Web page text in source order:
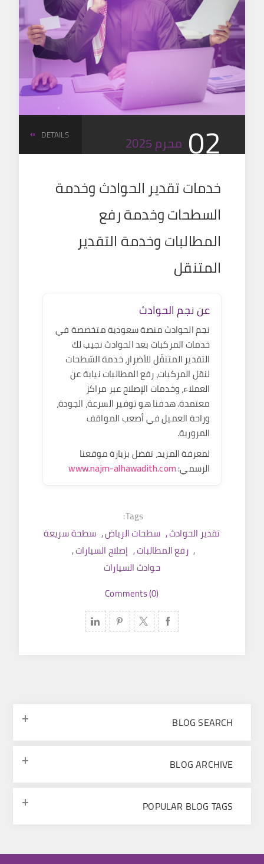
02 محرم2025
DETAILS
خدمات تقدير الحوادث وخدمة
السطحات وخدمة رفع
المطالبات وخدمة التقدير
المتنقل
عن نجم الحوادث
نجم الحوادثمنصة سعودية متخصصة في
خدمات المركبات بعد الحوادثنجيب لك
التقدير المتنقّلللأضرار،خدمة السّطحات
لنقل المركبات،رفع المطالباتنيابة عن
العملاء، وخدمات الإصلاح عبر مراكز
معتمدة. هدفنا هو توفير السرعة، الجودة،
وراحة العميلفي أصعب المواقف
المرورية.
لمعرفة المزيد، تفضل بزيارة موقعنا
الرسمي:www.najm-alhawadith.com
Tags:
تقدير الحوادث, سطحات الرياض, سطحة سريعة
, رفع المطالبات, إصلاح السيارات,
حوادث السيارات
Comments (0)
BLOG SEARCH
BLOG ARCHIVE
POPULAR BLOG TAGS